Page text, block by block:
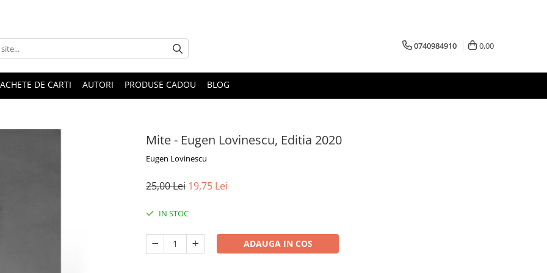
0740984910 0,00
DE CARTI AUTORI PRODUSE CADOU BLOG
Mite - Eugen Lovinescu, Editia 2020
Eugen Lovinescu
25,00 Lei 19,75 Lei
IN STOC
ADAUGA IN COS